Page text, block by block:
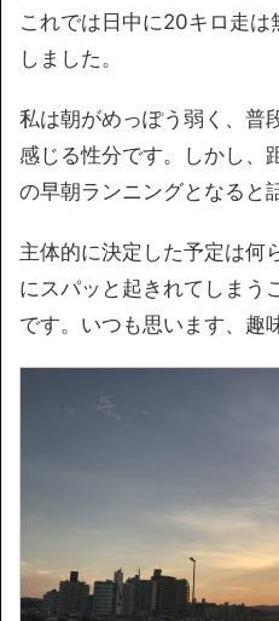
これでは日中に20キロ走は
しました。
私は朝がめっぽう弱く、普
感じる性分です。しかし、
の早朝ランニングとなると
主体的に決定した予定は何
にスパッと起きれてしまう
です。いつも思います、趣